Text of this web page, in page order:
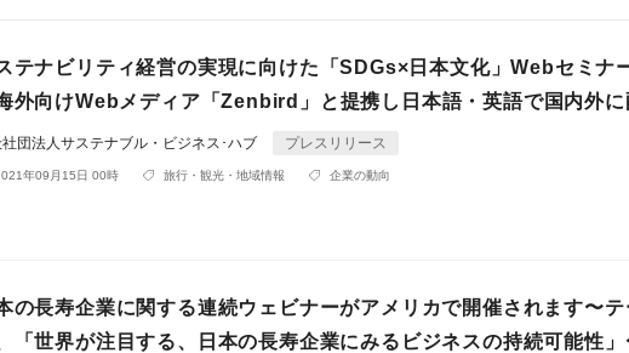
テナビリティ経営の実現に向けた「SDGs×日本文化」Webセミナ
外向けWebメディア「Zenbird」と提携し日本語・英語で国内外に
団法人サステナブル・ビジネス･ハブ プレスリリース
年09月15日 00時 旅行・観光・地域情報 企業の動向
の長寿企業に関する連続ウェビナーがアメリカで開催されます〜テ
「世界が注目する、日本の長寿企業にみるビジネスの持続可能性」